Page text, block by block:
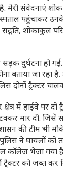
मेरी संवेदनाएं
पहुंचाकर
सद्गति, शोकाकुल
दुर्घटना हो
बताया जा रहा
दोनों ट्रैक्टर
में हाईवे पर दो
मार दी. जिसें
की टीम भी
ने घायलों को
कॉलेज भेजा गया
ट्रैक्टर को जब्त